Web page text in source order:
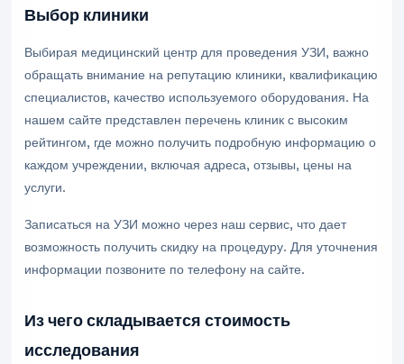
Выбор клиники
Выбирая медицинский центр для проведения УЗИ, важно
обращать внимание на репутацию клиники, квалификацию
специалистов, качество используемого оборудования. На
нашем сайте представлен перечень клиник с высоким
рейтингом, где можно получить подробную информацию о
каждом учреждении, включая адреса, отзывы, цены на
услуги.
Записаться на УЗИ можно через наш сервис, что дает
возможность получить скидку на процедуру. Для уточнения
информации позвоните по телефону на сайте.
Из чего складывается стоимость
исследования